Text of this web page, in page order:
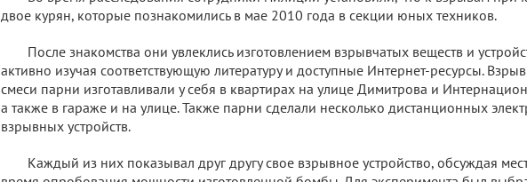
двое курян, которые познакомились в мае 2010 года в секции юных техников.
После знакомства они увлеклись изготовлением взрывчатых веществ и
активно изучая соответствующую литературу и доступные Интернет-ресурсы.
смеси парни изготавливали у себя в квартирах на улице Димитрова и
а также в гараже и на улице. Также парни сделали несколько дистанционных
взрывных устройств.
Каждый из них показывал друг другу свое взрывное устройство, обсуждая